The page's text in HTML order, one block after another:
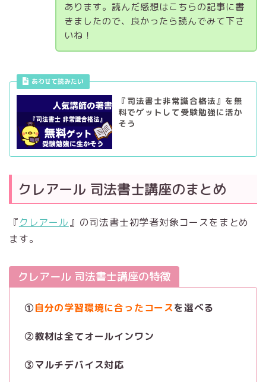
あります。読んだ感想はこちらの記事に書
きましたので、良かったら読んでみて下さ
いね！
あわせて読みたい
『司法書士非常識合格法』を無
料でゲットして受験勉強に活か
そう
クレアール 司法書士講座のまとめ
『クレアール』の司法書士初学者対象コースをまとめ
ます。
クレアール 司法書士講座の特徴
①自分の学習環境に合ったコースを選べる
②教材は全てオールインワン
③マルチデバイス対応